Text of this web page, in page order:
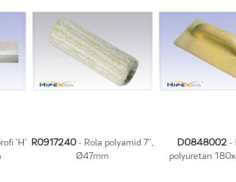
'H'
R0917240 - Rola polyamid 7'',
Ø47mm
D0848002-
polyuretan